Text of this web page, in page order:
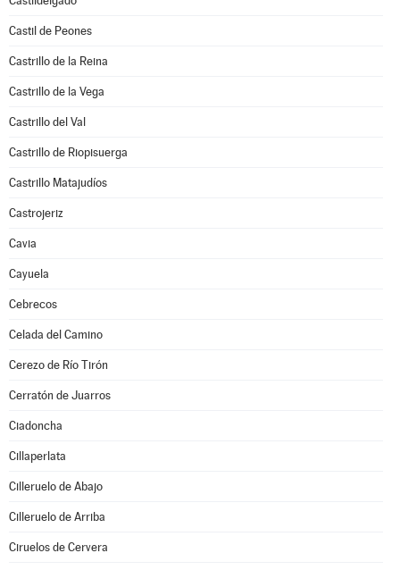
Castil de Peones
Castrillo de la Reina
Castrillo de la Vega
Castrillo del Val
Castrillo de Riopisuerga
Castrillo Matajudíos
Castrojeriz
Cavia
Cayuela
Cebrecos
Celada del Camino
Cerezo de Río Tirón
Cerratón de Juarros
Ciadoncha
Cillaperlata
Cilleruelo de Abajo
Cilleruelo de Arriba
Ciruelos de Cervera